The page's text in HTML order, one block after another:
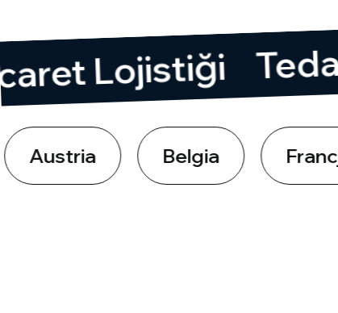
E-ticaret Lojistiği
Belgia Francja